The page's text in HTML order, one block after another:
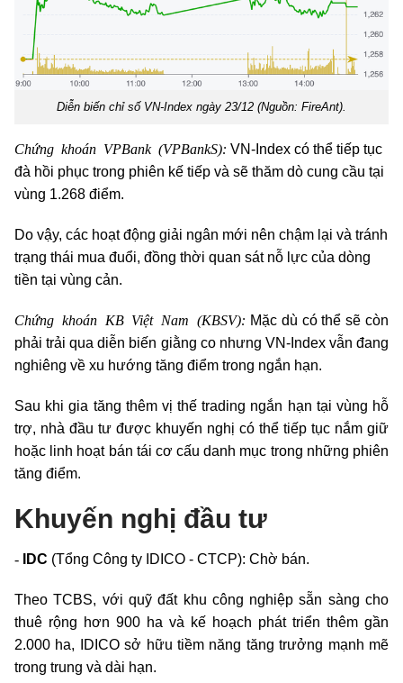
Diễn biến chỉ số VN-Index ngày 23/12 (Nguồn: FireAnt).
Chứng khoán VPBank (VPBankS): VN-Index có thể tiếp tục
đà hồi phục trong phiên kế tiếp và sẽ thăm dò cung cầu tại
vùng 1.268 điểm.
Do vậy, các hoạt động giải ngân mới nên chậm lại và tránh
trạng thái mua đuổi, đồng thời quan sát nỗ lực của dòng
tiền tại vùng cản.
Chứng khoán KB Việt Nam (KBSV): Mặc dù có thể sẽ còn
phải trải qua diễn biến giằng co nhưng VN-Index vẫn đang
nghiêng về xu hướng tăng điểm trong ngắn hạn.
Sau khi gia tăng thêm vị thế trading ngắn hạn tại vùng hỗ
trợ, nhà đầu tư được khuyến nghị có thể tiếp tục nắm giữ
hoặc linh hoạt bán tái cơ cấu danh mục trong những phiên
tăng điểm.
Khuyến nghị đầu tư
- IDC (Tổng Công ty IDICO - CTCP): Chờ bán.
Theo TCBS, với quỹ đất khu công nghiệp sẵn sàng cho
thuê rộng hơn 900 ha và kế hoạch phát triển thêm gần
2.000 ha, IDICO sở hữu tiềm năng tăng trưởng mạnh mẽ
trong trung và dài hạn.